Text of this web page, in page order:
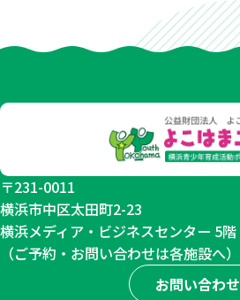
〒231-0011
横浜市中区太田町2-23
横浜メディア・ビジネスセンター 5階
（ご予約・お問い合わせは各施設へ）
お問い合わせ